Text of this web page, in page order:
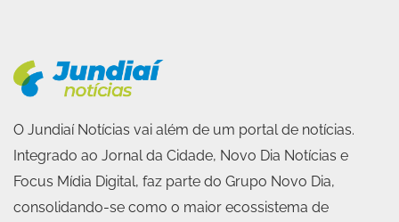
O Jundiaí Notícias vai além de um portal de notícias.
Integrado ao Jornal da Cidade, Novo Dia Notícias e
Focus Mídia Digital, faz parte do Grupo Novo Dia,
consolidando-se como o maior ecossistema de